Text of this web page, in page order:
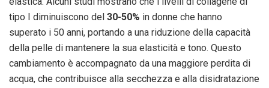
tipo I diminuiscono del 30-50% in donne che hanno
superato i 50 anni, portando a una riduzione della capacità
della pelle di mantenere la sua elasticità e tono. Questo
cambiamento è accompagnato da una maggiore perdita di
acqua, che contribuisce alla secchezza e alla disidratazione